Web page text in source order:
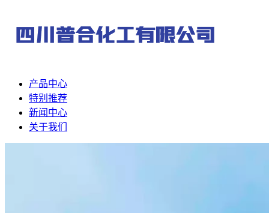
产品中心
特别推荐
新闻中心
关于我们